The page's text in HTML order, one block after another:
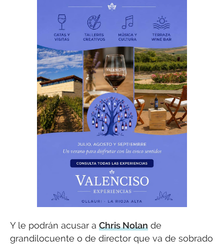
Y le podrán acusar a Chris Nolan de
grandilocuente o de director que va de sobrado